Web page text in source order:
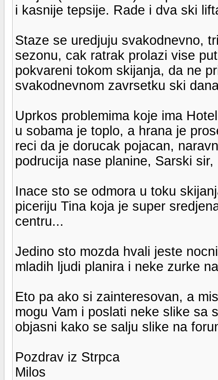
i kasnije tepsije. Rade i dva ski
Staze se uredjuju svakodnevno,
sezonu, cak ratrak prolazi vise
pokvareni tokom skijanja, da ne
svakodnevnom zavrsetku ski
Uprkos problemima koje ima
u sobama je toplo, a hrana je
reci da je dorucak pojacan,
podrucija nase planine, Sarski
Inace sto se odmora u toku
piceriju Tina koja je super
centru...
Jedino sto mozda hvali jeste
mladih ljudi planira i neke zurke
Eto pa ako si zainteresovan, a
mogu Vam i poslati neke slike sa
objasni kako se salju slike na
Pozdrav iz Strpca
Milos